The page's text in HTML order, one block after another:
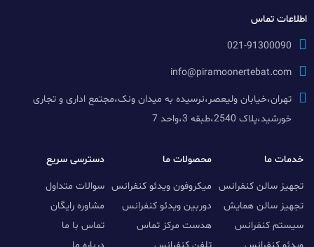
اطلاعات تماس
021-91300090
info@piramoonertebat.com
تهران،خیابان ولیعصر،نرسیده به میدان ونک،مجتمع اداری و تجاری
خورشید،پلاک 2540،طبقه 3،واحد 7
خدمات ما
تجهیز سالن کنفرانس
تجهیز سالن همایش
سیستم کنفرانس
محصولات ما
میکروفون ویدئو کنفرانس
دوربین ویدئو کنفرانس
هدست مرکز تماس
دسترسی سریع
سوالات متداول
مشاوره رایگان
تماس با ما